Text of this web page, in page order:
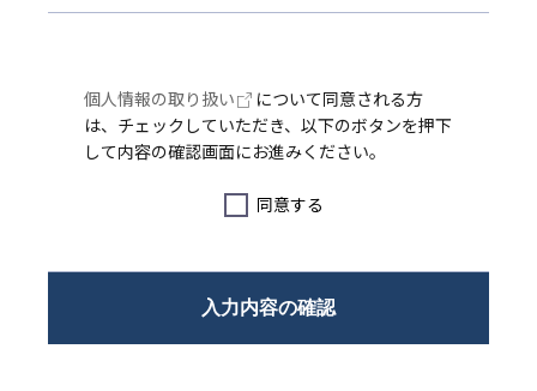
個人情報の取り扱い
について同意される方
は、チェックしていただき、以下のボタンを押下
して内容の確認画面にお進みください。
同意する